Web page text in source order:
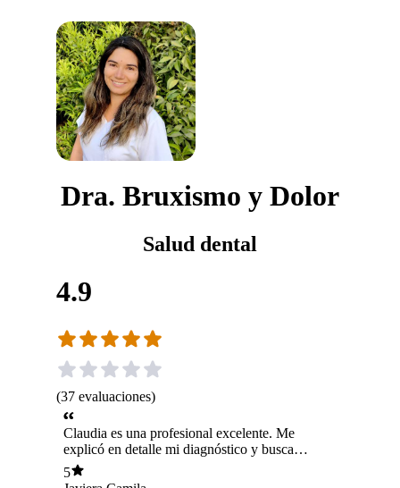
Dra. Bruxismo y Dolor
Salud dental
4.9
(37 evaluaciones)
Claudia es una profesional excelente. Me
explicó en detalle mi diagnóstico y busca
siempre las mejores alternativas para el
tratamiento específico para cada uno. Además,
5